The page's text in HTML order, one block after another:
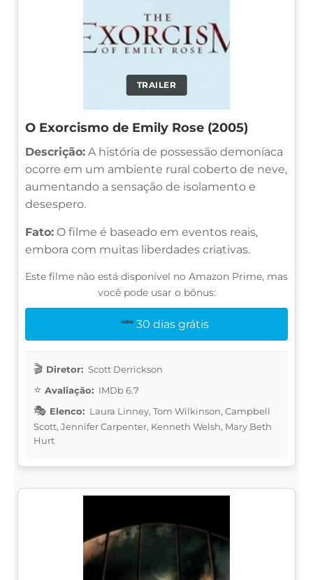
TRAILER
O Exorcismo de Emily Rose (2005)
Descrição: A história de possessão demoníaca
ocorre em um ambiente rural coberto de neve,
aumentando a sensação de isolamento e
desespero.
Fato: O filme é baseado em eventos reais,
embora com muitas liberdades criativas.
Este filme não está disponível no Amazon Prime, mas
você pode usar o bônus:
30 dias grátis
Diretor: Scott Derrickson
Avaliação: IMDb 6.7
Elenco: Laura Linney, Tom Wilkinson, Campbell
Scott, Jennifer Carpenter, Kenneth Welsh, Mary Beth
Hurt